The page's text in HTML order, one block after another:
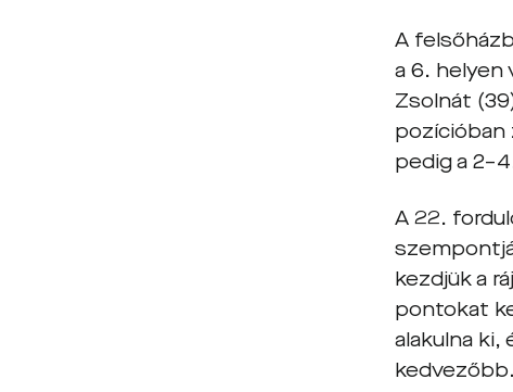
A
a 6. helyen
Zsolnát
pozícióban
pedig a
A 22.
kezdjük a
pontokat
alakulna ki,
kedvezőbb.